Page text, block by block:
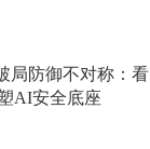
局防御不对称：看
AI安全底座